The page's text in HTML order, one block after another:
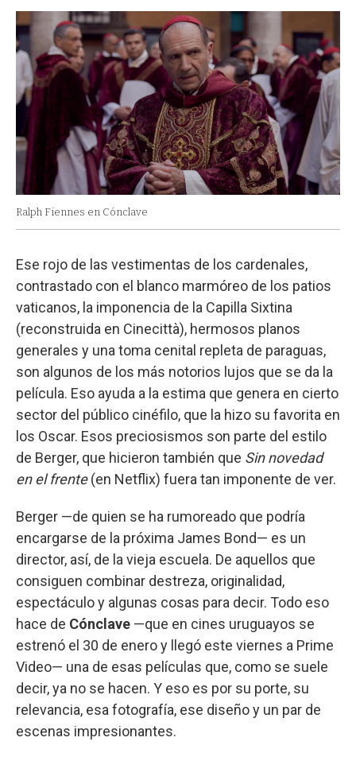
Ralph Fiennes en Cónclave
Ese rojo de las vestimentas de los cardenales,
contrastado con el blanco marmóreo de los patios
vaticanos, la imponencia de la Capilla Sixtina
(reconstruida en Cinecittà), hermosos planos
generales y una toma cenital repleta de paraguas,
son algunos de los más notorios lujos que se da la
película. Eso ayuda a la estima que genera en cierto
sector del público cinéfilo, que la hizo su favorita en
los Oscar. Esos preciosismos son parte del estilo
de Berger, que hicieron también que Sin novedad
en el frente(en Netflix) fuera tan imponente de ver.
Berger —de quien se ha rumoreado que podría
encargarse de la próxima James Bond— es un
director, así, de la vieja escuela. De aquellos que
consiguen combinar destreza, originalidad,
espectáculo y algunas cosas para decir. Todo eso
hace de Cónclave —que en cines uruguayos se
estrenó el 30 de enero y llegó este viernes a Prime
Video— una de esas películas que, como se suele
decir, ya no se hacen. Y eso es por su porte, su
relevancia, esa fotografía, ese diseño y un par de
escenas impresionantes.